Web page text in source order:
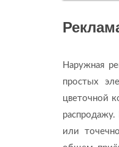
Наружная
простых
цветочной
или